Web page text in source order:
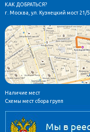
КАК ДОБРАТЬСЯ?
г. Москва, ул. Кузнецкий мост 21/5
Наличие мест
Схемы мест сбора групп